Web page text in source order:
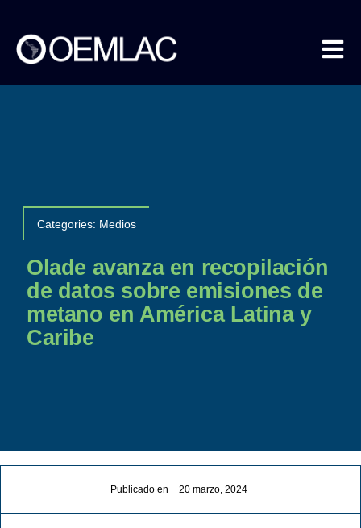
content
COEMLAC
Eventos
Contacto
Categories: Medios
Olade avanza en recopilación
de datos sobre emisiones de
metano en América Latina y
Caribe
Publicado en 20 marzo, 2024